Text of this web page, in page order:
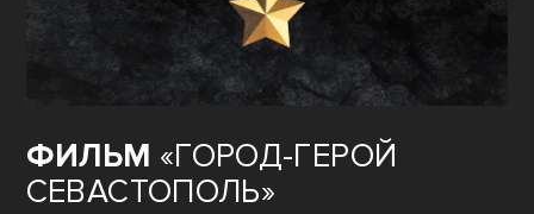
ФИЛЬМ «ГОРОД-ГЕРОЙ
СЕВАСТОПОЛЬ»